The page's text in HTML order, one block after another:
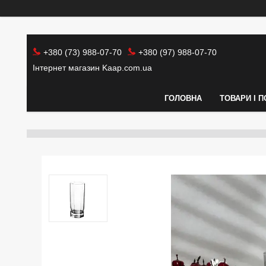
+380 (73) 988-07-70
+380 (97) 988-07-70
Інтернет магазин Kaap.com.ua
ГОЛОВНА ТОВАРИ І